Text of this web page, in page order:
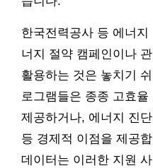
한국전력공사 등 에너지
너지 절약 캠페인이나
활용하는 것은 놓치기
로그램들은 종종 고효
제공하거나, 에너지 진
등 경제적 이점을 제공
데이터는 이러한 지원